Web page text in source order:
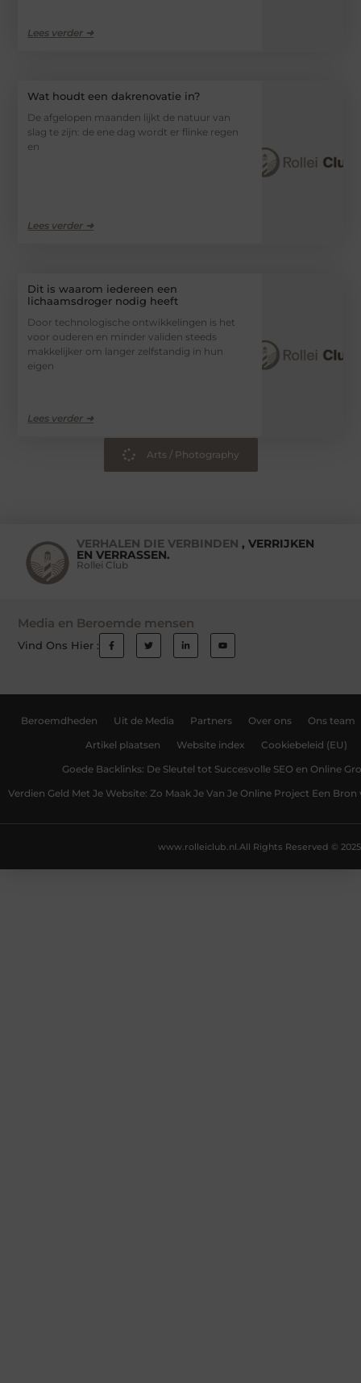
Lees verder ➜
Wat houdt een dakrenovatie in?
De afgelopen maanden lijkt de natuur van
slag te zijn: de ene dag wordt er flinke regen
en
Lees verder ➜
Dit is waarom iedereen een
lichaamsdroger nodig heeft
Door technologische ontwikkelingen is het
voor ouderen en minder validen steeds
makkelijker om langer zelfstandig in hun
eigen
Lees verder ➜
Arts / Photography
VERHALEN DIE VERBINDEN , VERRIJKEN
EN VERRASSEN.
Rollei Club
Media en Beroemde mensen
Vind Ons Hier :
Beroemdheden Uit de Media Partners Over ons Ons team
Artikel plaatsen Website index Cookiebeleid (EU)
Goede Backlinks: De Sleutel tot Succesvolle SEO en Online
Verdien Geld Met Je Website: Zo Maak Je Van Je Online Project Een
All Rights Reserved © 2025
www.rolleiclub.nl.